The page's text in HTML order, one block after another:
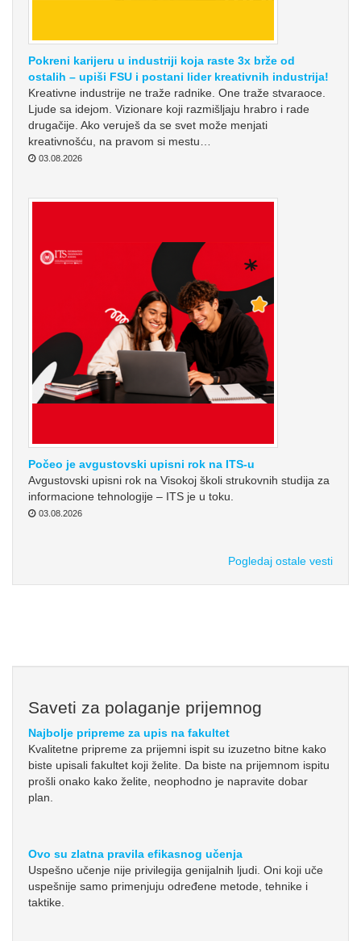
Pokreni karijeru u industriji koja raste 3x brže od
ostalih – upiši FSU i postani lider kreativnih industrija!
Kreativne industrije ne traže radnike. One traže stvaraoce.
Ljude sa idejom. Vizionare koji razmišljaju hrabro i rade
drugačije. Ako veruješ da se svet može menjati
kreativnošću, na pravom si mestu…
03.08.2026
Počeo je avgustovski upisni rok na ITS-u
Avgustovski upisni rok na Visokoj školi strukovnih studija za
informacione tehnologije – ITS je u toku.
03.08.2026
Pogledaj ostale vesti
Saveti za polaganje prijemnog
Najbolje pripreme za upis na fakultet
Kvalitetne pripreme za prijemni ispit su izuzetno bitne kako
biste upisali fakultet koji želite. Da biste na prijemnom ispitu
prošli onako kako želite, neophodno je napravite dobar
plan.
Ovo su zlatna pravila efikasnog učenja
Uspešno učenje nije privilegija genijalnih ljudi. Oni koji uče
uspešnije samo primenjuju određene metode, tehnike i
taktike.